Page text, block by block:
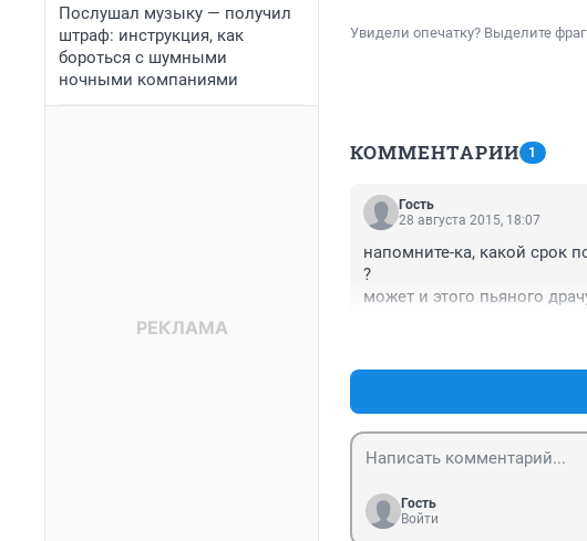
Послушал музыку — получил
штраф: инструкция, как
бороться с шумными
ночными компаниями
Увидели опечатку? Выделите
КОММЕНТАРИИ 1
Гость
28 августа 2015, 18:07
напомните-ка, какой срок
?
может и этого пьяного
Гость
Войти